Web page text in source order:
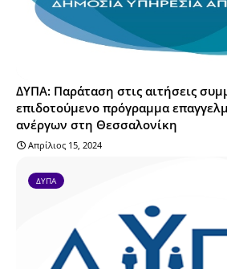
ΔΥΠΑ: Παράταση στις αιτήσεις
επιδοτούμενο πρόγραμμα
ανέργων στη Θεσσαλονίκη
Απρίλιος 15, 2024
ΔΥΠΑ